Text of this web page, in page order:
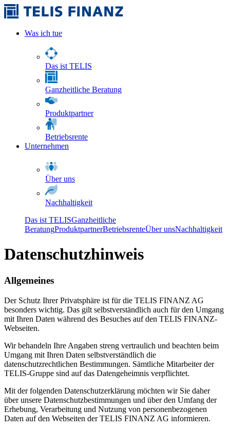
Was ich tue
Das ist TELIS
Ganzheitliche Beratung
Produktpartner
Betriebsrente
Unternehmen
Über uns
Nachhaltigkeit
Das ist TELISGanzheitliche
BeratungProduktpartnerBetriebsrenteÜber unsNachhaltigkeit
Datenschutzhinweis
Allgemeines
Der Schutz Ihrer Privatsphäre ist für die TELIS FINANZ AG
besonders wichtig. Das gilt selbstverständlich auch für den Umgang
mit Ihren Daten während des Besuches auf den TELIS FINANZ-
Webseiten.
Wir behandeln Ihre Angaben streng vertraulich und beachten beim
Umgang mit Ihren Daten selbstverständlich die
datenschutzrechtlichen Bestimmungen. Sämtliche Mitarbeiter der
TELIS-Gruppe sind auf das Datengeheimnis verpflichtet.
Mit der folgenden Datenschutzerklärung möchten wir Sie daher
über unsere Datenschutzbestimmungen und über den Umfang der
Erhebung, Verarbeitung und Nutzung von personenbezogenen
Daten auf den Webseiten der TELIS FINANZ AG informieren.